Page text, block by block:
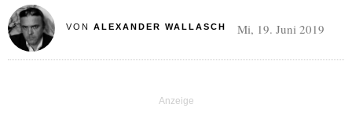
VON ALEXANDER WALLASCH Mi, 19. Juni 2019